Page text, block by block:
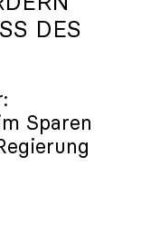
DES
Sparen